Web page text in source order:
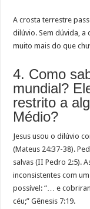
A crosta terrestre
dilúvio. Sem dúvida, a
muito mais do que
4. Como
mundial?
restrito a
Médio?
Jesus usou o dilúvio
(Mateus 24:37-38).
salvas (II Pedro 2:5).
inconsistentes com
possível: “… e
céu;” Gênesis 7:19.